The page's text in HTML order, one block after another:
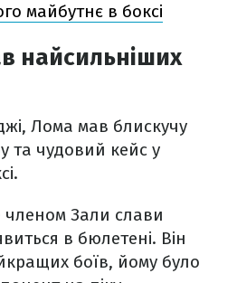
майбутнє в боксі
найсильніших
Лома мав блискучу
та чудовий кейс у
Зали слави
в бюлетені. Він
боїв, йому було